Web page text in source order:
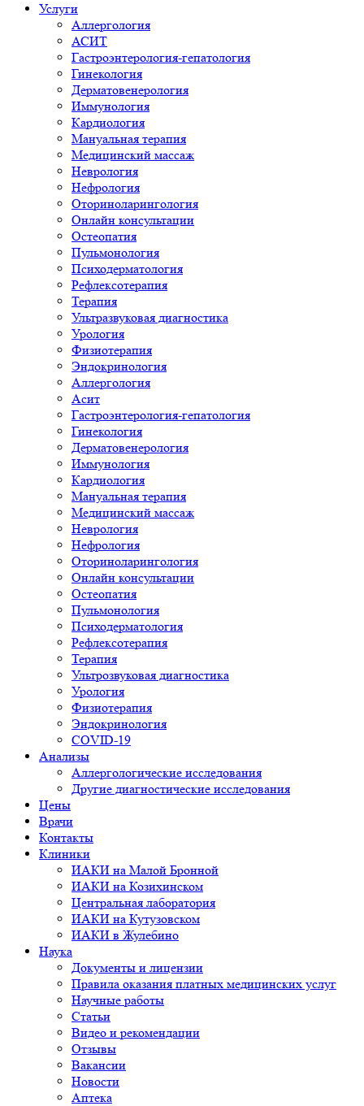
Услуги
Аллергология
АСИТ
Гастроэнтерология-гепатология
Гинекология
Дерматовенерология
Иммунология
Кардиология
Мануальная терапия
Медицинский массаж
Неврология
Нефрология
Оториноларингология
Онлайн консультации
Остеопатия
Пульмонология
Психодерматология
Рефлексотерапия
Терапия
Ультразвуковая диагностика
Урология
Физиотерапия
Эндокринология
Аллергология
Асит
Гастроэнтерология-гепатология
Гинекология
Дерматовенерология
Иммунология
Кардиология
Мануальная терапия
Медицинский массаж
Неврология
Нефрология
Оториноларингология
Онлайн консультации
Остеопатия
Пульмонология
Психодерматология
Рефлексотерапия
Терапия
Ультрозвуковая диагностика
Урология
Физиотерапия
Эндокринология
COVID-19
Анализы
Аллергологические исследования
Другие диагностические исследования
Цены
Врачи
Контакты
Клиники
ИАКИ на Малой Бронной
ИАКИ на Козихинском
Центральная лаборатория
ИАКИ на Кутузовском
ИАКИ в Жулебино
Наука
Документы и лицензии
Правила оказания платных медицинских услуг
Научные работы
Статьи
Видео и рекомендации
Отзывы
Вакансии
Новости
Аптека